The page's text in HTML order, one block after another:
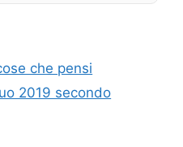
che pensi
2019 secondo